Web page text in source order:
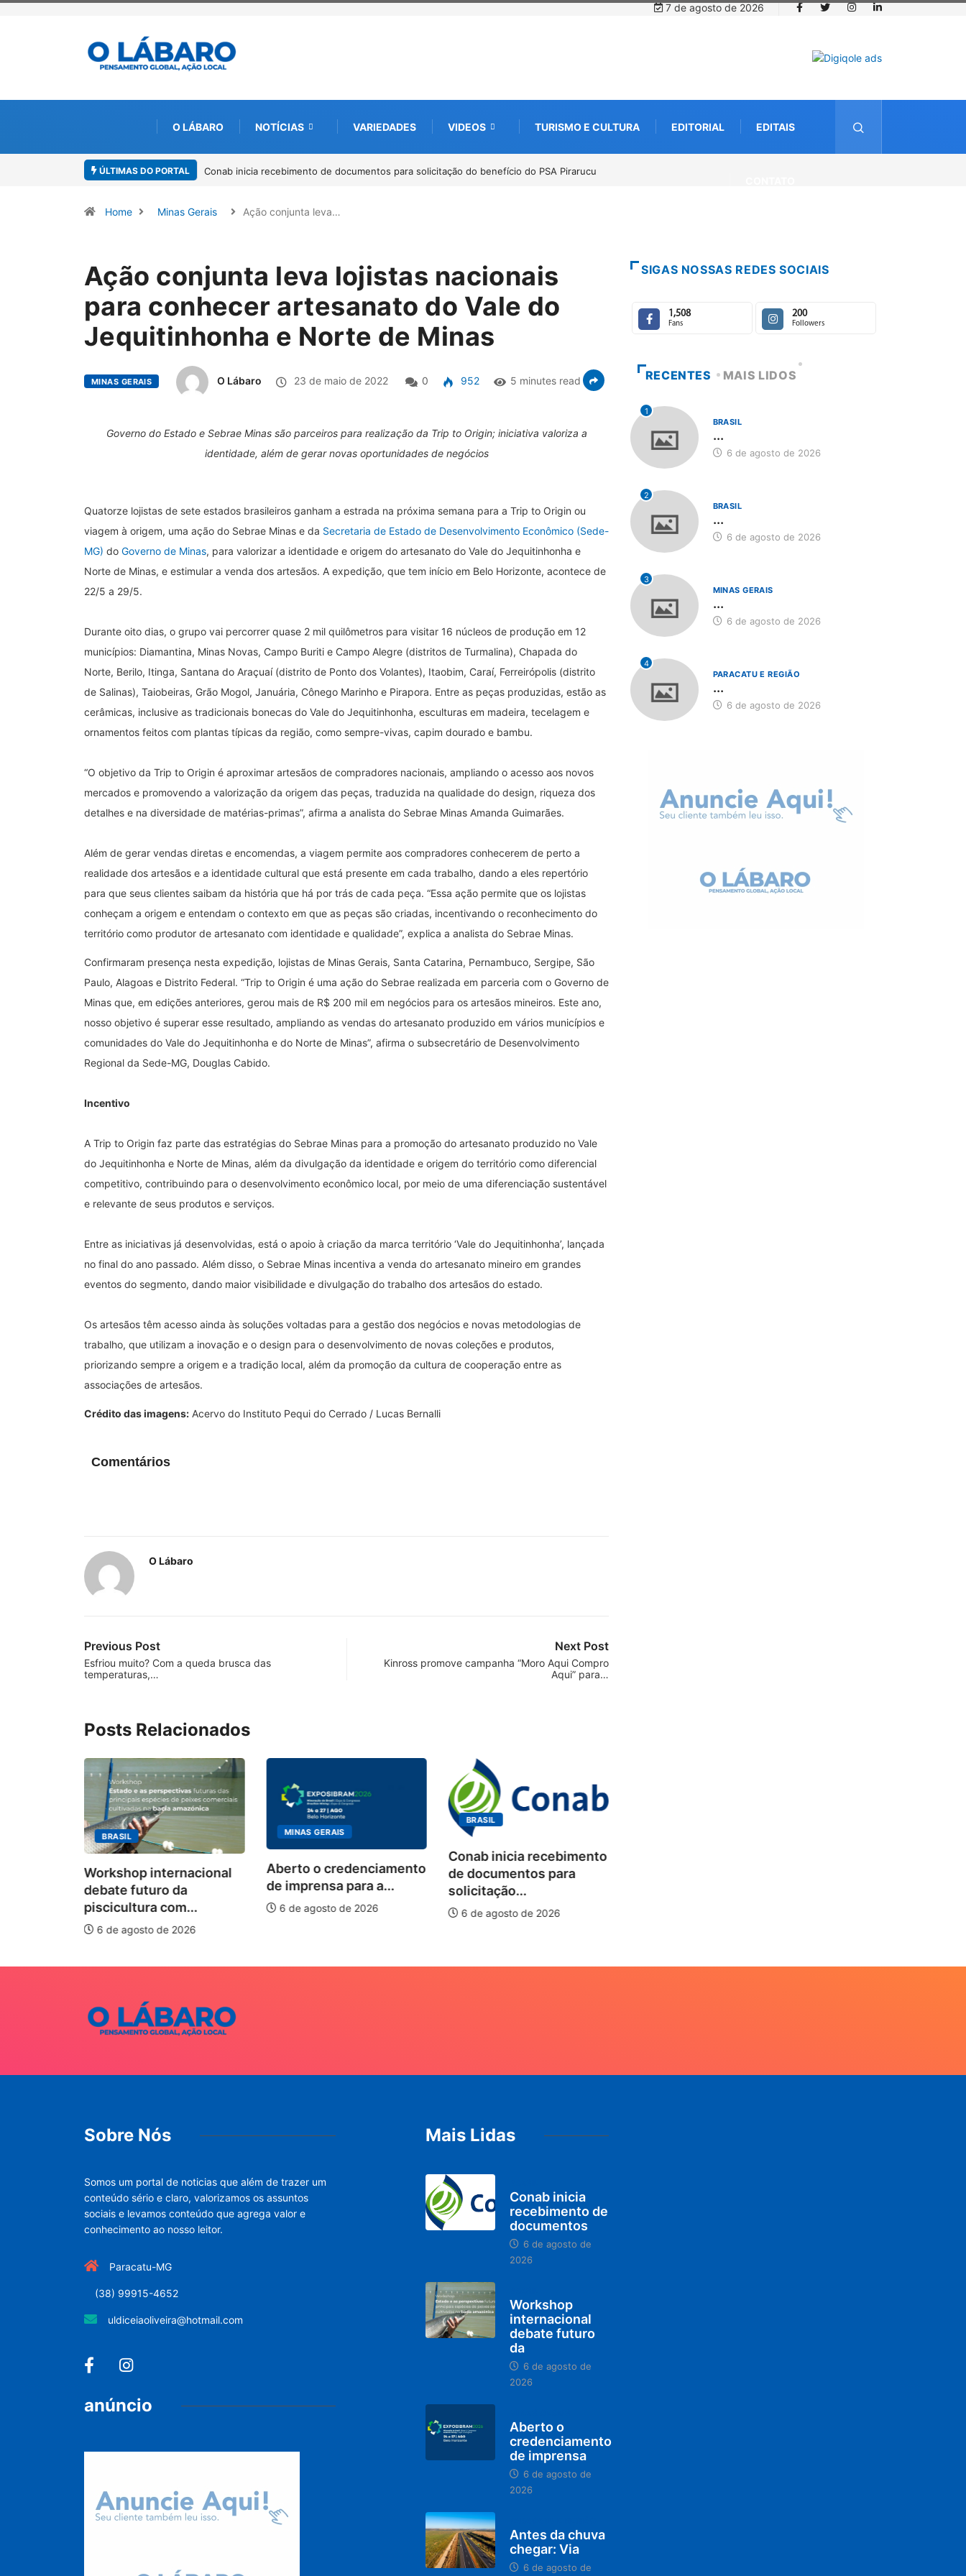
7 de agosto de 2026
O LÁBARO NOTÍCIAS VARIEDADES VIDEOS TURISMO E CULTURA EDITORIAL EDITAIS
ÚLTIMAS DO PORTAL
documentos para solicitação do benefício do PSA PirarucuWorkshop internacional debate futuro da piscicultura com espécies nativas da
Home Minas Gerais Ação conjunta leva…
Ação conjunta leva lojistas nacionais
para conhecer artesanato do Vale do
Jequitinhonha e Norte de Minas
MINAS GERAIS O Lábaro 23 de maio de 2022 0 952 5 minutes read
Governo do Estado e Sebrae Minas são parceiros para realização da Trip to Origin; iniciativa valoriza a
identidade, além de gerar novas oportunidades de negócios
Quatorze lojistas de sete estados brasileiros ganham a estrada na próxima semana para a Trip to Origin ou
viagem à origem, uma ação do Sebrae Minas e da Secretaria de Estado de Desenvolvimento Econômico (Sede-
MG) do Governo de Minas, para valorizar a identidade e origem do artesanato do Vale do Jequitinhonha e
Norte de Minas, e estimular a venda dos artesãos. A expedição, que tem início em Belo Horizonte, acontece de
22/5 a 29/5.
Durante oito dias, o grupo vai percorrer quase 2 mil quilômetros para visitar 16 núcleos de produção em 12
municípios: Diamantina, Minas Novas, Campo Buriti e Campo Alegre (distritos de Turmalina), Chapada do
Norte, Berilo, Itinga, Santana do Araçuaí (distrito de Ponto dos Volantes), Itaobim, Caraí, Ferreirópolis (distrito
de Salinas), Taiobeiras, Grão Mogol, Januária, Cônego Marinho e Pirapora. Entre as peças produzidas, estão as
cerâmicas, inclusive as tradicionais bonecas do Vale do Jequitinhonha, esculturas em madeira, tecelagem e
ornamentos feitos com plantas típicas da região, como sempre-vivas, capim dourado e bambu.
“O objetivo da Trip to Origin é aproximar artesãos de compradores nacionais, ampliando o acesso aos novos
mercados e promovendo a valorização da origem das peças, traduzida na qualidade do design, riqueza dos
detalhes e na diversidade de matérias-primas”, afirma a analista do Sebrae Minas Amanda Guimarães.
Além de gerar vendas diretas e encomendas, a viagem permite aos compradores conhecerem de perto a
realidade dos artesãos e a identidade cultural que está presente em cada trabalho, dando a eles repertório
para que seus clientes saibam da história que há por trás de cada peça. “Essa ação permite que os lojistas
conheçam a origem e entendam o contexto em que as peças são criadas, incentivando o reconhecimento do
território como produtor de artesanato com identidade e qualidade”, explica a analista do Sebrae Minas.
Confirmaram presença nesta expedição, lojistas de Minas Gerais, Santa Catarina, Pernambuco, Sergipe, São
Paulo, Alagoas e Distrito Federal. “Trip to Origin é uma ação do Sebrae realizada em parceria com o Governo de
Minas que, em edições anteriores, gerou mais de R$ 200 mil em negócios para os artesãos mineiros. Este ano,
nosso objetivo é superar esse resultado, ampliando as vendas do artesanato produzido em vários municípios e
comunidades do Vale do Jequitinhonha e do Norte de Minas”, afirma o subsecretário de Desenvolvimento
Regional da Sede-MG, Douglas Cabido.
Incentivo
A Trip to Origin faz parte das estratégias do Sebrae Minas para a promoção do artesanato produzido no Vale
do Jequitinhonha e Norte de Minas, além da divulgação da identidade e origem do território como diferencial
competitivo, contribuindo para o desenvolvimento econômico local, por meio de uma diferenciação sustentável
e relevante de seus produtos e serviços.
Entre as iniciativas já desenvolvidas, está o apoio à criação da marca território ‘Vale do Jequitinhonha’, lançada
no final do ano passado. Além disso, o Sebrae Minas incentiva a venda do artesanato mineiro em grandes
eventos do segmento, dando maior visibilidade e divulgação do trabalho dos artesãos do estado.
Os artesãos têm acesso ainda às soluções voltadas para a gestão dos negócios e novas metodologias de
trabalho, que utilizam a inovação e o design para o desenvolvimento de novas coleções e produtos,
priorizando sempre a origem e a tradição local, além da promoção da cultura de cooperação entre as
associações de artesãos.
Crédito das imagens: Acervo do Instituto Pequi do Cerrado / Lucas Bernalli
Comentários
O Lábaro
Previous Post
Esfriou muito? Com a queda brusca das
temperaturas,…
Next Post
Kinross promove campanha “Moro Aqui Compro
Aqui” para…
Posts Relacionados
BRASIL
Workshop internacional
debate futuro da
piscicultura com...
6 de agosto de 2026
MINAS GERAIS
Aberto o credenciamento
de imprensa para a...
6 de agosto de 2026
BRASIL
Conab inicia recebimento
de documentos para
solicitação...
6 de agosto de 2026
SIGAS NOSSAS REDES SOCIAIS
1,508
Fans
200
Followers
RECENTES MAIS LIDOS
1
BRASIL
...
6 de agosto de 2026
2
BRASIL
...
6 de agosto de 2026
3
MINAS GERAIS
...
6 de agosto de 2026
4
PARACATU E REGIÃO
...
6 de agosto de 2026
Sobre Nós
Somos um portal de noticias que além de trazer um
conteúdo sério e claro, valorizamos os assuntos
sociais e levamos conteúdo que agrega valor e
conhecimento ao nosso leitor.
Paracatu-MG
(38) 99915-4652
uldiceiaoliveira@hotmail.com
anúncio
Mais Lidas
Conab inicia
recebimento de
documentos
6 de agosto de
2026
Workshop
internacional
debate futuro
da
6 de agosto de
2026
Aberto o
credenciamento
de imprensa
6 de agosto de
2026
Antes da chuva
chegar: Via
6 de agosto de